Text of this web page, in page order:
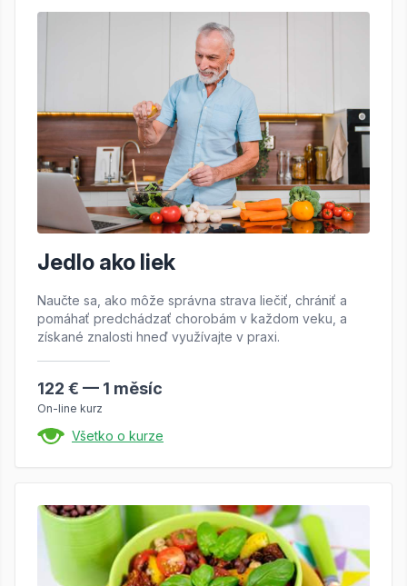
Jedlo ako liek
Naučte sa, ako môže správna strava liečiť, chrániť a
pomáhať predchádzať chorobám v každom veku, a
získané znalosti hneď využívajte v praxi.
122 € — 1 měsíc
On-line kurz
Všetko o kurze